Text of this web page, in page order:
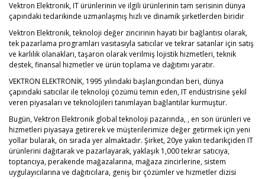
Vektron Elektronik, IT ürünlerinin ve ilgili ürünlerinin tam serisinin dünya
çapındaki tedarikinde uzmanlaşmış hızlı ve dinamik şirketlerden biridir
Vektron Elektronik, teknoloji değer zincirinin hayati bir bağlantısı olarak,
tek pazarlama programları vasıtasıyla satıcılar ve tekrar satanlar için satış
ve karlılık olanakları, taşaron olarak verilmiş lojistik hizmetleri, teknik
destek, finansal hizmetler ve ürün toplama ve dağıtımı yaratır.
VEKTRON ELEKTRONİK, 1995 yılındaki başlangıcından beri, dünya
çapındaki satıcılar ile teknoloji çözümü temin eden, IT endüstrisine şekil
veren piyasaları ve teknolojileri tanımlayan bağlantılar kurmuştur.
Bugün, Vektron Elektronik global teknoloji pazarında, , en son ürünleri ve
hizmetleri piyasaya getirerek ve müşterilerimize değer getirmek için yeni
yollar bularak, ön sırada yer almaktadır. Şirket, 20ye yakın tedarikçiden IT
ürünlerini dağıtarak ve pazarlayarak, yaklaşık 1,000 tekrar satıcıya,
toptancıya, perakende mağazalarına, mağaza zincirlerine, sistem
uygulayıcılarına ve dağıtıcılara, geniş bir çözümler ve hizmetler dizisi